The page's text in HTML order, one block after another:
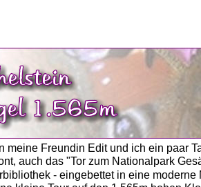
meine Freundin Edit und ich ein paar
auch das "Tor zum Nationalpark
- eingebettet in eine moderne